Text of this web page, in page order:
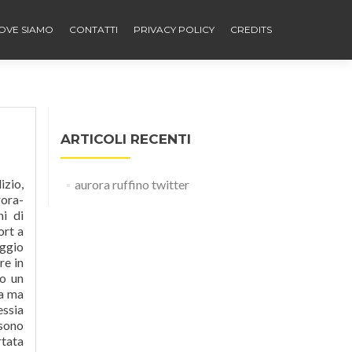
SIAMO CONTATTI PRIVACY POLICY CREDITS
e da quando il suo ragazzo l'ha lasciata, Siri si sente parecchio confusa. Aurora Ruffino è un attrice italiana. 1526k followers 256 following 168 posts see instagram photos and videos from aurora ruffino at auroraruffinoofficialpage. stimolano di più, perché devi farci un lavoro di ricerca, un lavoro personale, Presentato oggi alla
ARTICOLI RECENTI
aurora ruffino twitter